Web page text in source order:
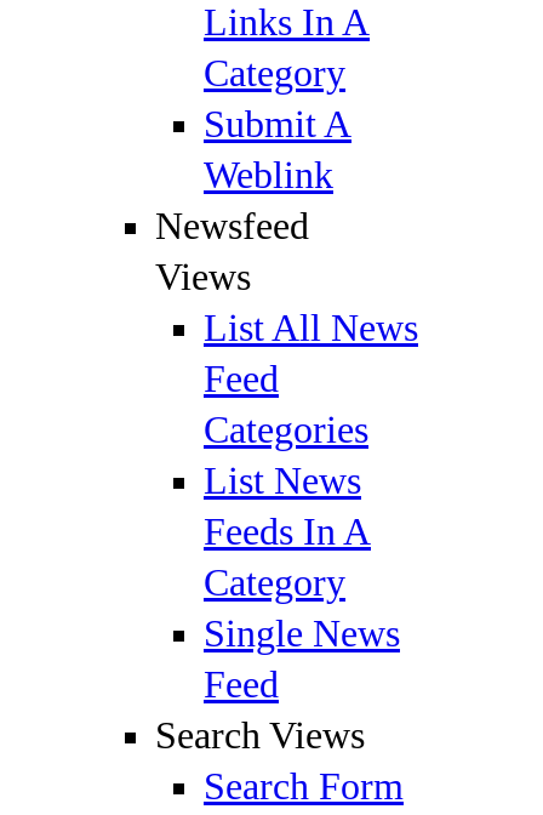
Links In A
Category
Submit A
Weblink
Newsfeed
Views
List All News
Feed
Categories
List News
Feeds In A
Category
Single News
Feed
Search Views
Search Form